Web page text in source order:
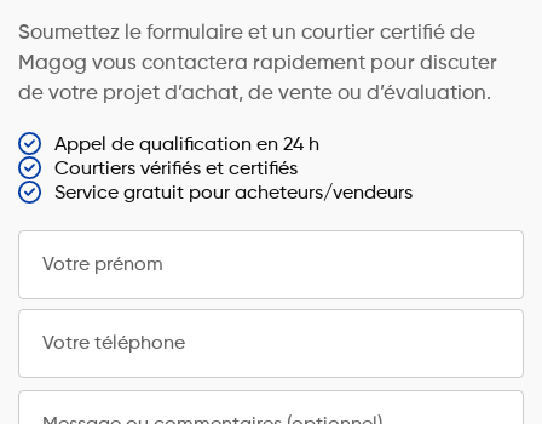
Soumettez le formulaire et un courtier certifié de
Magog vous contactera rapidement pour discuter
de votre projet d’achat, de vente ou d’évaluation.
Appel de qualification en 24 h
Courtiers vérifiés et certifiés
Service gratuit pour acheteurs/vendeurs
Votre prénom
Votre téléphone